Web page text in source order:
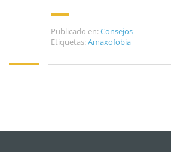
Publicado en:Consejos
Etiquetas:Amaxofobia